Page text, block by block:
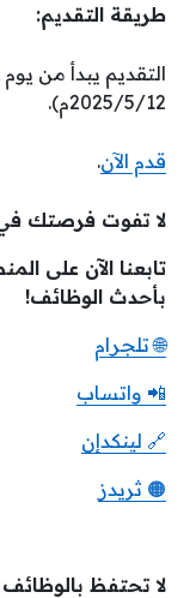
طريقة التقديم:
2025/5/12م).
قدم الآن.
لا تفوت فرصتك
تابعنا الآن على
بأحدث الوظائف!
🌐 تلجرام
📲 واتساب
🔗 لينكدإن
🟠 ثريدز
لا تحتفظ